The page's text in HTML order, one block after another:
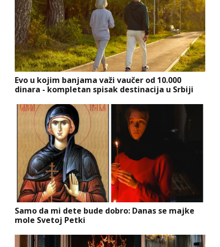
Evo u kojim banjama važi vaučer od 10.000
dinara - kompletan spisak destinacija u Srbiji
Samo da mi dete bude dobro: Danas se majke
mole Svetoj Petki